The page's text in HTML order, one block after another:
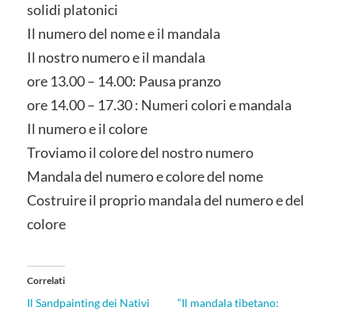
solidi platonici
Il numero del nome e il mandala
Il nostro numero e il mandala
ore 13.00 – 14.00: Pausa pranzo
ore 14.00 – 17.30 : Numeri colori e mandala
Il numero e il colore
Troviamo il colore del nostro numero
Mandala del numero e colore del nome
Costruire il proprio mandala del numero e del
colore
Correlati
Il Sandpainting dei Nativi
“Il mandala tibetano: